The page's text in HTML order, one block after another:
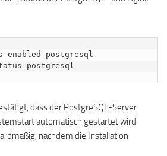
enabled postgresql
postgresql
dass der PostgreSQL-Server
automatisch gestartet wird.
nachdem die Installation